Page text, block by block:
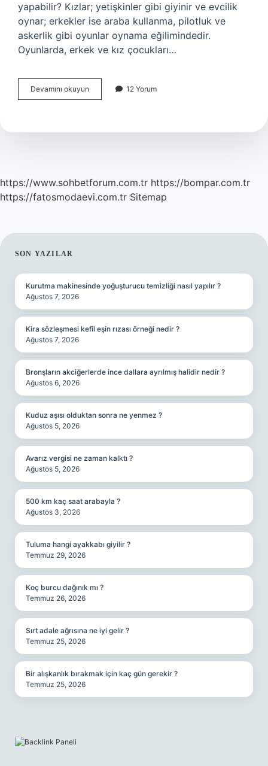
yapabilir? Kızlar; yetişkinler gibi giyinir ve evcilik
oynar; erkekler ise araba kullanma, pilotluk ve
askerlik gibi oyunlar oynama eğilimindedir.
Oyunlarda, erkek ve kız çocukları…
Devamını okuyun Çocuklar
Kaç
12 Yorum
https://www.sohbetforum.com.tr https://bompar.com.tr
https://fatosmodaevi.com.tr Sitemap
SIDEBAR
SON YAZILAR
Kurutma makinesinde yoğuşturucu temizliği nasıl yapılır ?
Ağustos 7, 2026
Kira sözleşmesi kefil eşin rızası örneği nedir ?
Ağustos 7, 2026
Bronşların akciğerlerde ince dallara ayrılmış halidir nedir ?
Ağustos 6, 2026
Kuduz aşısı olduktan sonra ne yenmez ?
Ağustos 5, 2026
Avarız vergisi ne zaman kalktı ?
Ağustos 5, 2026
500 km kaç saat arabayla ?
Ağustos 3, 2026
Tuluma hangi ayakkabı giyilir ?
Temmuz 29, 2026
Koç burcu dağınık mı ?
Temmuz 26, 2026
Sırt adale ağrısına ne iyi gelir ?
Temmuz 25, 2026
Bir alışkanlık bırakmak için kaç gün gerekir ?
Temmuz 25, 2026